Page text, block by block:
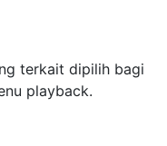
terkait dipilih bagi
playback.